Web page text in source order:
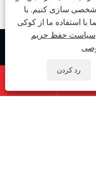
با ما تماس بگیرید
شخصی سازی کنیم. با
با استفاده ما از کوکی
سیاست حفظ حریم
رد کردن